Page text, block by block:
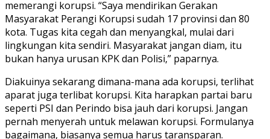
memerangi korupsi. “Saya mendirikan Gerakan
Masyarakat Perangi Korupsi sudah 17 provinsi dan 80
kota. Tugas kita cegah dan menyangkal, mulai dari
lingkungan kita sendiri. Masyarakat jangan diam, itu
bukan hanya urusan KPK dan Polisi,” paparnya.
Diakuinya sekarang dimana-mana ada korupsi, terlihat
aparat juga terlibat korupsi. Kita harapkan partai baru
seperti PSI dan Perindo bisa jauh dari korupsi. Jangan
pernah menyerah untuk melawan korupsi. Formulanya
bagaimana, biasanya semua harus taransparan.